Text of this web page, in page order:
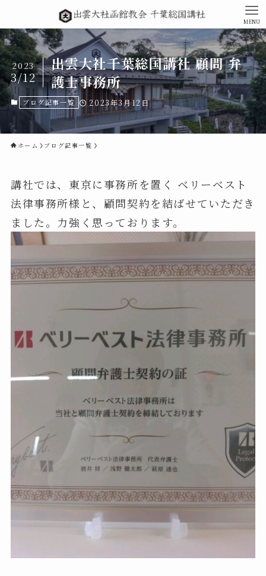
MENU
出雲大社千葉総国講社 顧問 弁
護士事務所
2023
3/12
ブログ記事一覧 2023年3月12日
ホーム ブログ記事一覧
講社では、東京に事務所を置く ベリーベスト
法律事務所様と、顧問契約を結ばせていただき
ました。力強く思っております。